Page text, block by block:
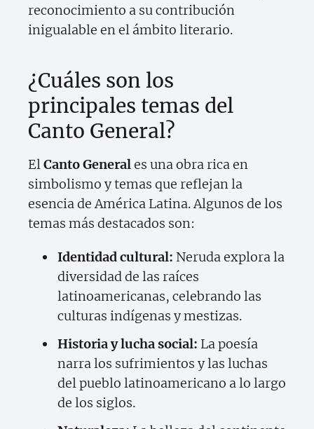
reconocimiento a su contribución
inigualable en el ámbito literario.
¿Cuáles son los
principales temas del
Canto General?
ElCanto Generales una obra rica en
simbolismo y temas que reflejan la
esencia de América Latina. Algunos de los
temas más destacados son:
Identidad cultural: Neruda explora la
diversidad de las raíces
latinoamericanas, celebrando las
culturas indígenas y mestizas.
Historia y lucha social: La poesía
narra los sufrimientos y las luchas
del pueblo latinoamericano a lo largo
de los siglos.